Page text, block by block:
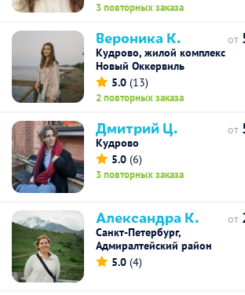
3 повторных заказа
Вероника К.
Кудрово, жилой комплекс
Новый Оккервиль
5.0 (13)
2 повторных заказа
от
Дмитрий Ц.
Кудрово
5.0 (6)
3 повторных заказа
от
Александра К.
Санкт-Петербург,
Адмиралтейский район
5.0 (4)
от